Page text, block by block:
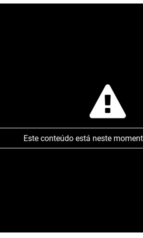
Este conteúdo está neste